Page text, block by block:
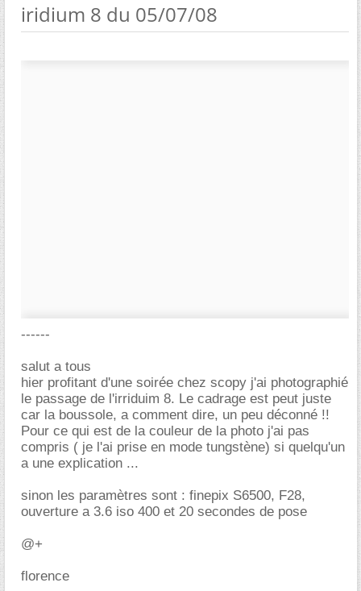
iridium 8 du 05/07/08
------
salut a tous
hier profitant d'une soirée chez scopy j'ai photographié
le passage de l'irriduim 8. Le cadrage est peut juste
car la boussole, a comment dire, un peu déconné !!
Pour ce qui est de la couleur de la photo j'ai pas
compris ( je l'ai prise en mode tungstène) si quelqu'un
a une explication ...
sinon les paramètres sont : finepix S6500, F28,
ouverture a 3.6 iso 400 et 20 secondes de pose
@+
florence